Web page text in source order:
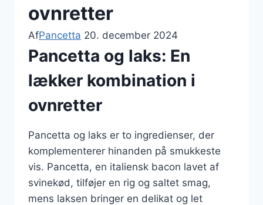
ovnretter
AfPancetta 20. december 2024
Pancetta og laks: En
lækker kombination i
ovnretter
Pancetta og laks er to ingredienser, der
komplementerer hinanden på smukkeste
vis. Pancetta, en italiensk bacon lavet af
svinekød, tilføjer en rig og saltet smag,
mens laksen bringer en delikat og let